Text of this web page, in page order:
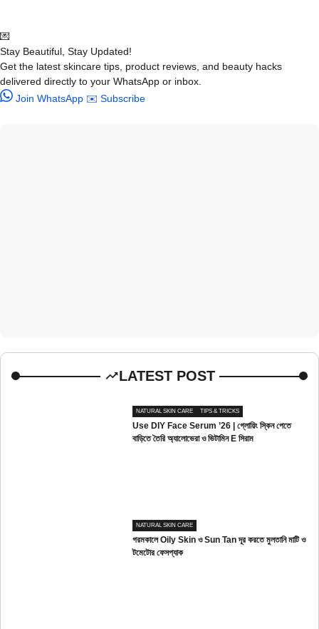
💌
Stay Beautiful, Stay Updated!
Get the latest skincare tips, product reviews, and beauty hacks
delivered directly to your WhatsApp or inbox.
Join WhatsApp ✉️ Subscribe
LATEST POST
NATURAL SKIN CARE TIPS & TRICKS
Use DIY Face Serum ’26 | গ্লোয়িং স্কিন পেতে
বাড়িতে তৈরি অ্যালোভেরা ও ভিটামিন E সিরাম
NATURAL SKIN CARE
গরমকালে Oily Skin ও Sun Tan দূর করতে মুলতানি মাটি ও
টমেটোর ফেসপ্যাক